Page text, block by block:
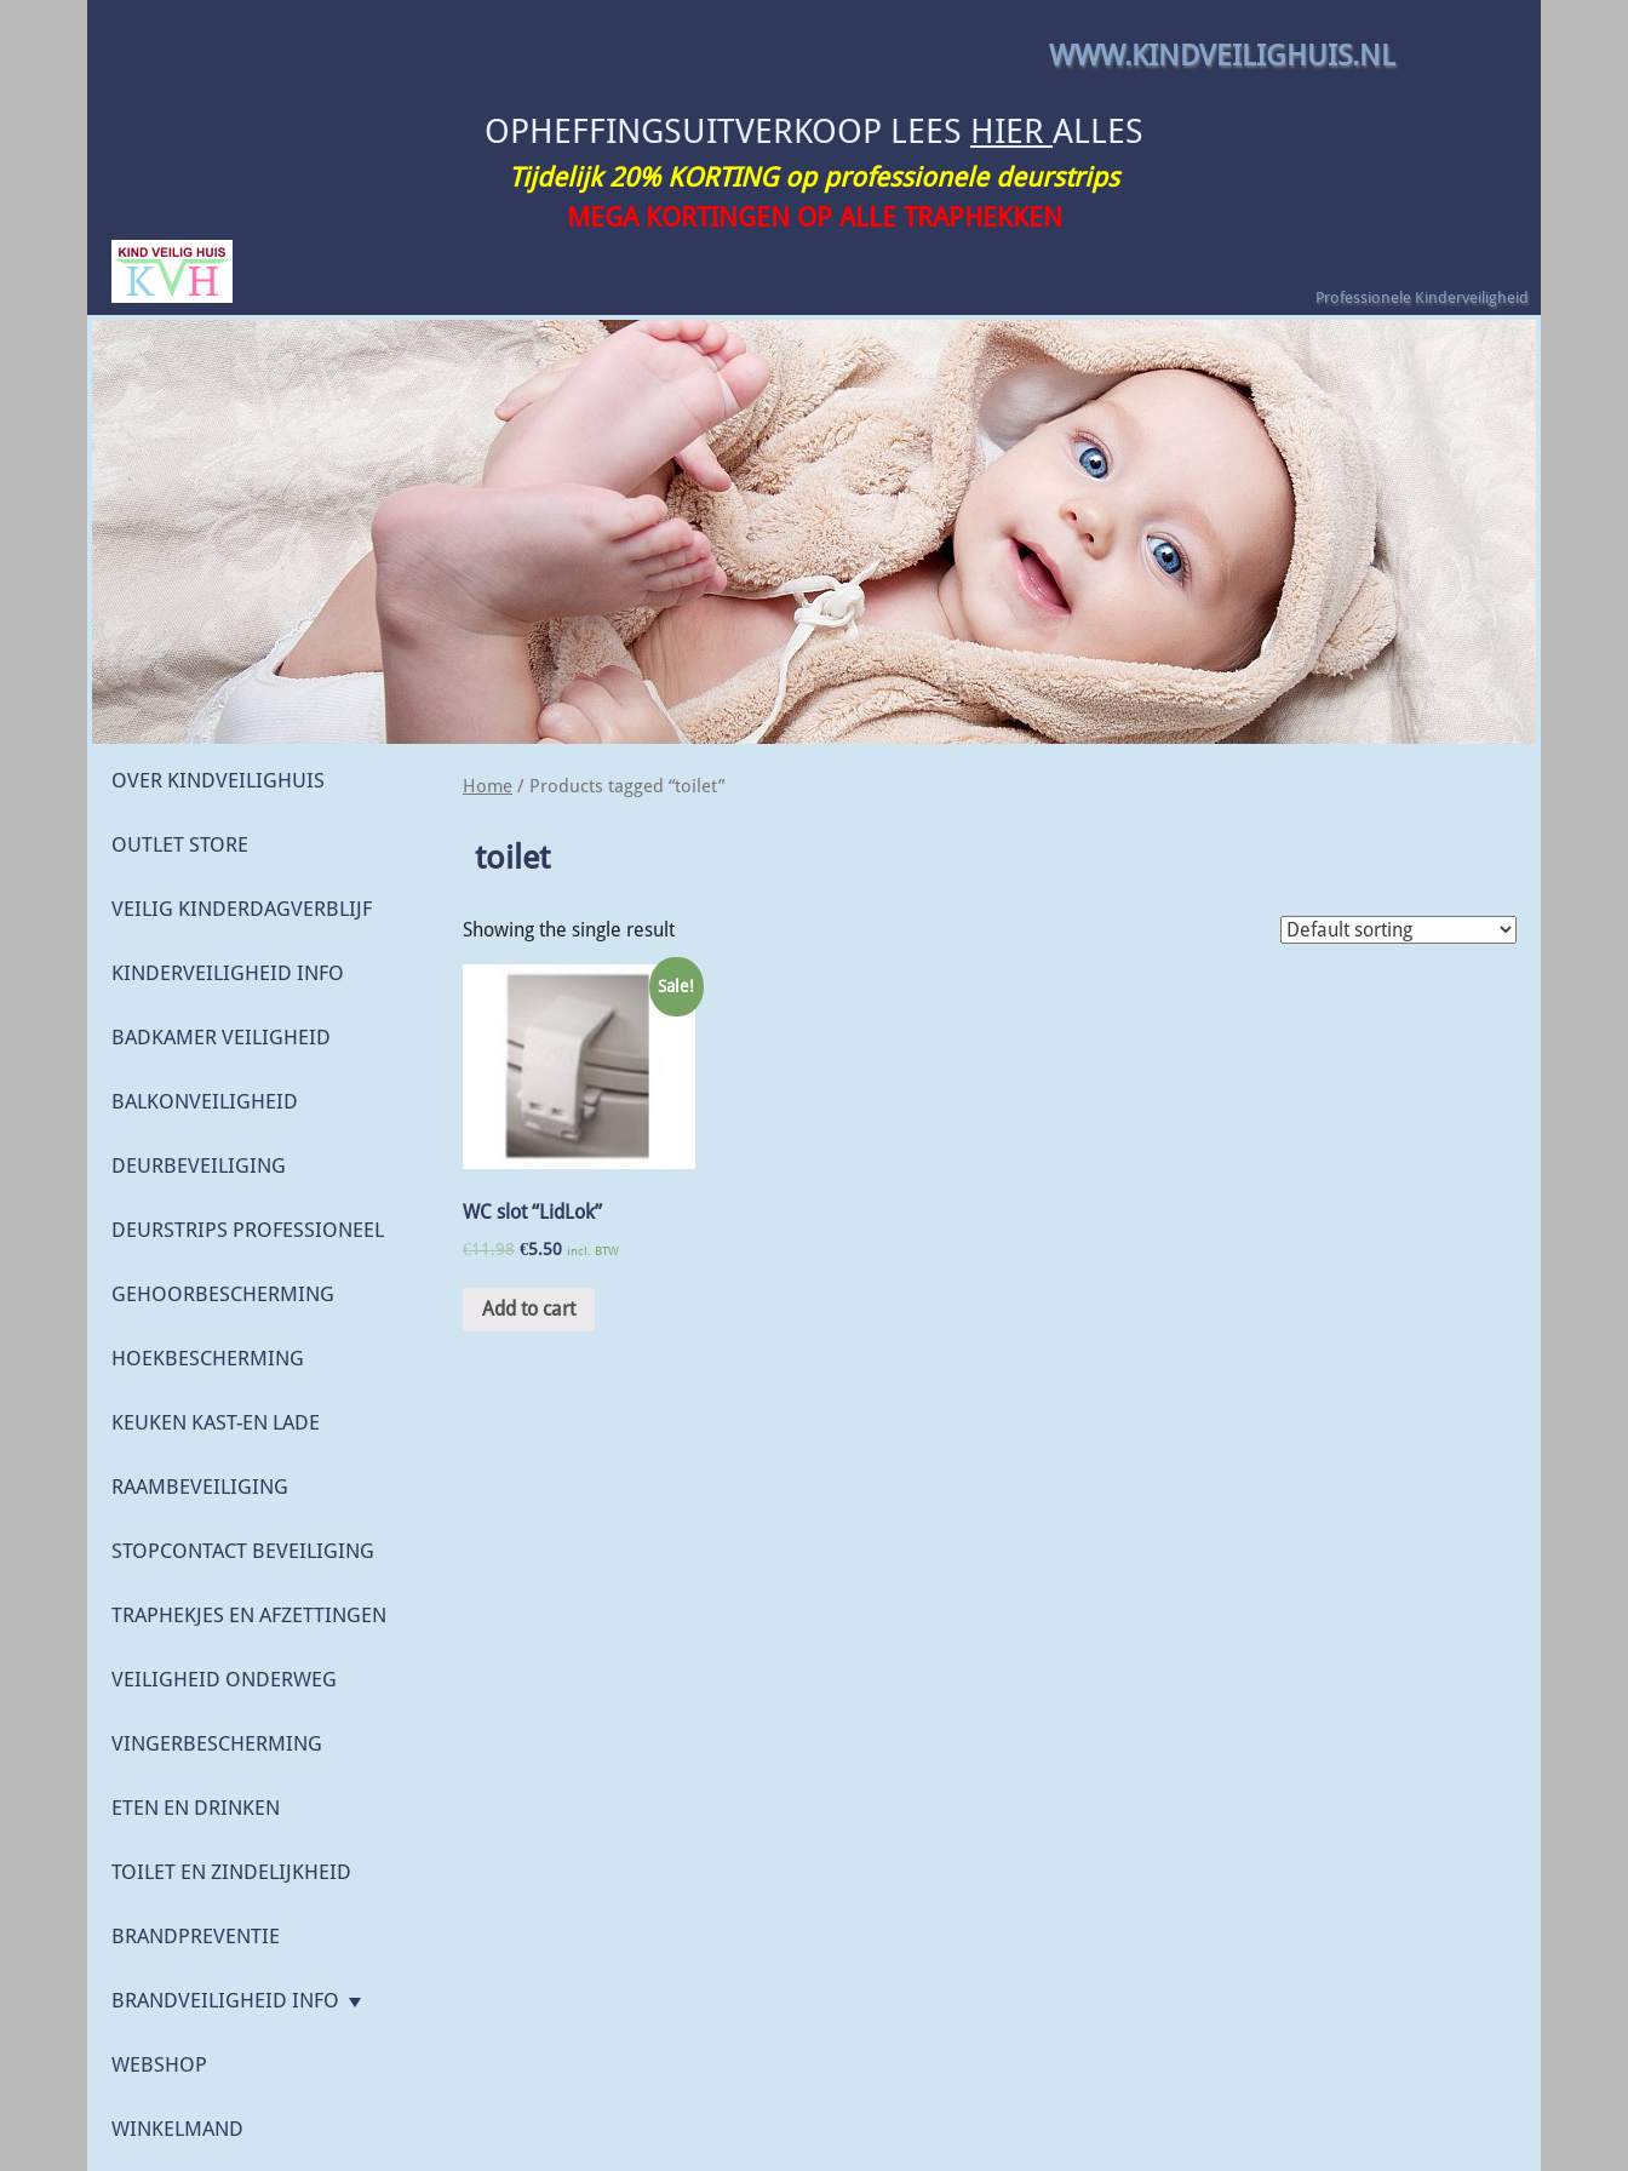
Home / Products tagged “toilet”
toilet
Showing the single result
Sale!
WC slot “LidLok”
€11.98 €5.50 incl. BTW
Add to cart
OVER KINDVEILIGHUIS
OUTLET STORE
VEILIG KINDERDAGVERBLIJF
KINDERVEILIGHEID INFO
BADKAMER VEILIGHEID
BALKONVEILIGHEID
DEURBEVEILIGING
DEURSTRIPS PROFESSIONEEL
GEHOORBESCHERMING
HOEKBESCHERMING
KEUKEN KAST-EN LADE
RAAMBEVEILIGING
STOPCONTACT BEVEILIGING
TRAPHEKJES EN AFZETTINGEN
VEILIGHEID ONDERWEG
VINGERBESCHERMING
ETEN EN DRINKEN
TOILET EN ZINDELIJKHEID
BRANDPREVENTIE
BRANDVEILIGHEID INFO
WEBSHOP
WINKELMAND
WWW.KINDVEILIGHUIS.NL
Professionele Kinderveiligheid
OPHEFFINGSUITVERKOOP LEES HIER ALLES
Tijdelijk 20% KORTING op professionele deurstrips
MEGA KORTINGEN OP ALLE TRAPHEKKEN